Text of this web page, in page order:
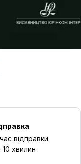
відправки
10 хвилин